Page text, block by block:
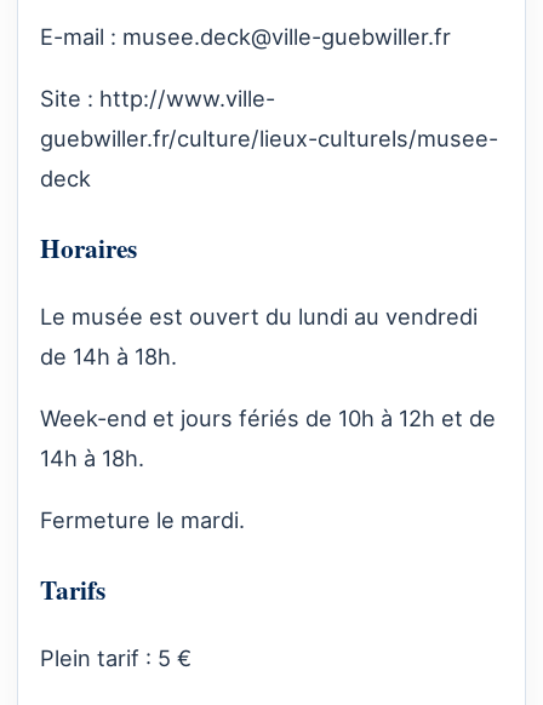
E-mail : musee.deck@ville-guebwiller.fr
Site : http://www.ville-
guebwiller.fr/culture/lieux-culturels/musee-
deck
Horaires
Le musée est ouvert du lundi au vendredi
de 14h à 18h.
Week-end et jours fériés de 10h à 12h et de
14h à 18h.
Fermeture le mardi.
Tarifs
Plein tarif : 5 €